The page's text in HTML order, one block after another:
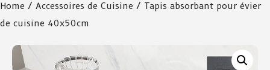
Home / Accessoires de Cuisine / Tapis absorbant pour évier
de cuisine 40x50cm